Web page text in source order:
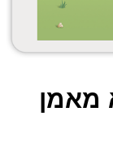
מאמן